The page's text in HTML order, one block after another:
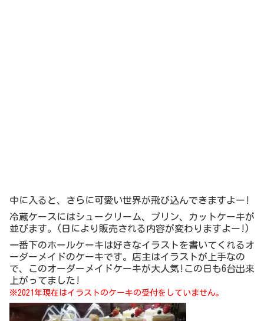
中に入ると、さらに可愛い世界が飛び込んできますよー!
冷蔵ケースにはシュークリーム、プリン、カットケーキが
並びます。(日により販売される内容が変わりますよー!)
一番下のホールケーキは好きなイラストを書いてくれるオ
ーダーメイドのケーキです。店主はイラストが上手なの
で、このオーダーメイドケーキが大人気!この日も6台出来
上がってました!
※2021年現在はイラストのケーキの受付をしていません。